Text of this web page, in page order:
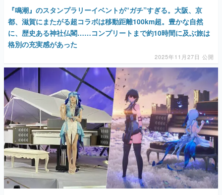
『鳴潮』のスタンプラリーイベントが“ガチ”すぎる。大阪、京
都、滋賀にまたがる超コラボは移動距離100km超。豊かな自然
に、歴史ある神社仏閣……コンプリートまで約10時間に及ぶ旅は
格別の充実感があった
2025年11月27日 公開